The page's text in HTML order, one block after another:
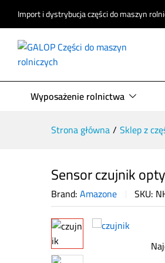
Import i dystrybucja części do maszyn
Wyposażenie rolnictwa
Strona główna/ Sklep z
Sensor czujnik
Brand:Amazone SKU:
Opis produktu